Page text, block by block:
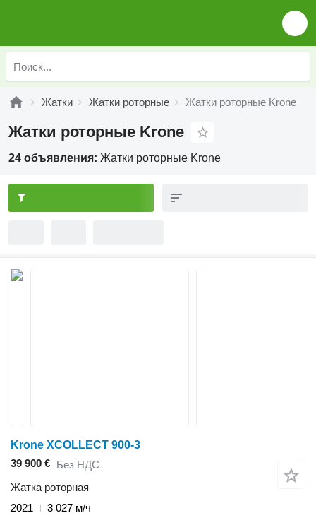
Жатки Жатки роторные Жатки роторные Krone
Жатки роторные Krone
24 объявления: Жатки роторные Krone
Krone XCOLLECT 900-3
39 900 € Без НДС
Жатка роторная
2021
3 027 м/ч